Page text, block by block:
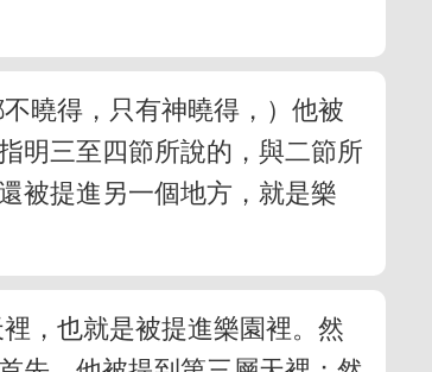
曉得，只有神曉得，）他被
明三至四節所說的，與二節所
被提進另一個地方，就是樂
，也就是被提進樂園裡。然